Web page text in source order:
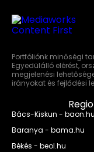
Portfóliónk minőségi
Egyedülálló elérést,
megjelenési
irányokat és fejlődési
Bács-Kiskun - baon.hu
Baranya - bama.hu
Békés - beol.hu